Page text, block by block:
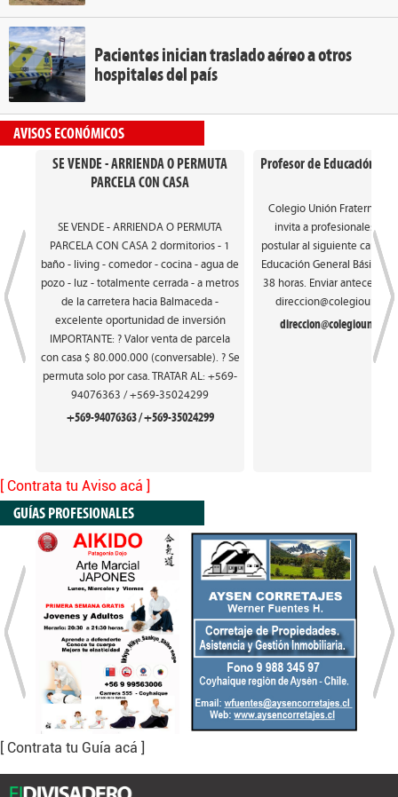
Pacientes inician traslado aéreo a otros
hospitales del país
AVISOS ECONÓMICOS
SE VENDE - ARRIENDA O PERMUTA
PARCELA CON CASA
SE VENDE - ARRIENDA O PERMUTA
PARCELA CON CASA 2 dormitorios - 1
baño - living - comedor - cocina - agua de
pozo - luz - totalmente cerrada - a metros
de la carretera hacia Balmaceda -
excelente oportunidad de inversión
IMPORTANTE: ? Valor venta de parcela
con casa $ 80.000.000 (conversable). ? Se
permuta solo por casa. TRATAR AL: +569-
94076363 / +569-35024299
+569-94076363 / +569-35024299
Profesor de Educación
Colegio Unión Fraterna de
invita a profesionales
postular al siguiente cargo:
Educación General Básica.
38 horas. Enviar
[ Contrata tu Aviso acá ]
GUÍAS PROFESIONALES
[ Contrata tu Guía acá ]